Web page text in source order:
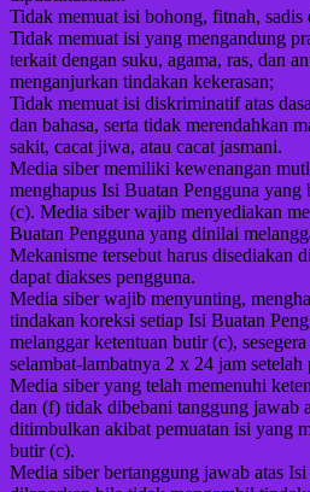
Tidak memuat isi bohong, fitnah, sadis
Tidak memuat isi yang mengandung
terkait dengan suku, agama, ras, dan
menganjurkan tindakan kekerasan;
Tidak memuat isi diskriminatif atas
dan bahasa, serta tidak merendahkan
sakit, cacat jiwa, atau cacat jasmani.
Media siber memiliki kewenangan
menghapus Isi Buatan Pengguna yang
(c). Media siber wajib menyediakan
Buatan Pengguna yang dinilai
Mekanisme tersebut harus disediakan
dapat diakses pengguna.
Media siber wajib menyunting,
tindakan koreksi setiap Isi Buatan
melanggar ketentuan butir (c),
selambat-lambatnya 2 x 24 jam setelah
Media siber yang telah memenuhi
dan (f) tidak dibebani tanggung jawab
ditimbulkan akibat pemuatan isi yang
butir (c).
Media siber bertanggung jawab atas